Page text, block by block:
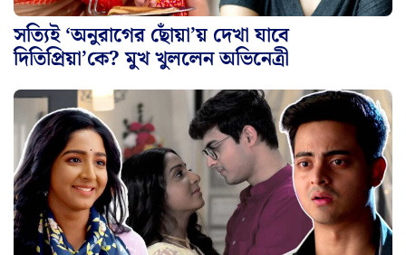
সত্যিই ‘অনুরাগের ছোঁয়া’য় দেখা যাবে
দিতিপ্রিয়া’কে? মুখ খুললেন অভিনেত্রী